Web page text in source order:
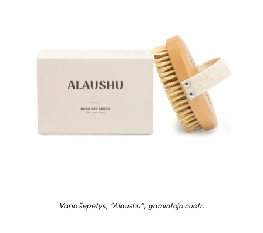
Vario šepetys, “Alaushu”, gamintojo nuotr.